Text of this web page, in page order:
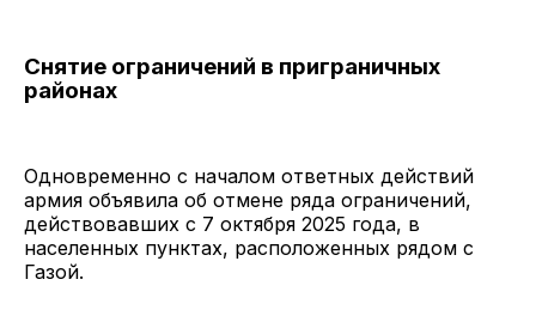
Снятие ограничений в приграничных
районах
Одновременно с началом ответных действий
армия объявила об отмене ряда ограничений,
действовавших с 7 октября 2025 года, в
населенных пунктах, расположенных рядом с
Газой.